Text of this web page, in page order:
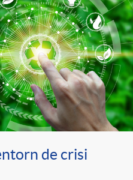
de crisi